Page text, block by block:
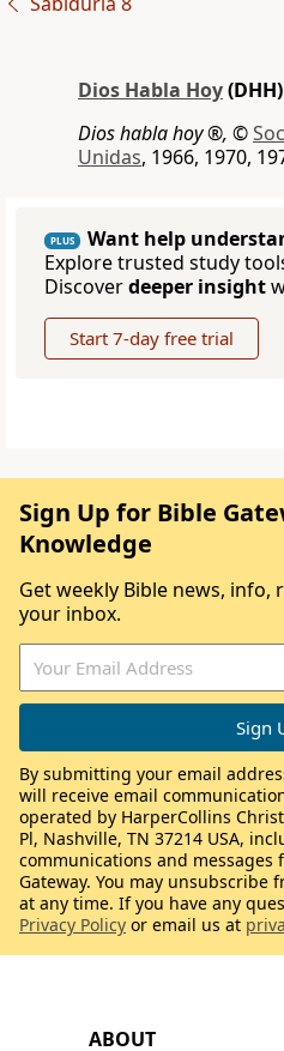
Dios Habla Hoy(DHH)
Dios habla hoy ®, ©
Unidas, 1966, 1970,
PLUS
Want help
Explore trusted study
Discoverdeeper insight
Start 7-day free trial
ABOUT
Sign Up for Bible
Knowledge
Get weekly Bible news, info,
your inbox.
By submitting your email
will receive email
operated by HarperCollins
Pl, Nashville, TN 37214 USA,
communications and messages
Gateway. You may unsubscribe
at any time. If you have any
Privacy Policy or email us at